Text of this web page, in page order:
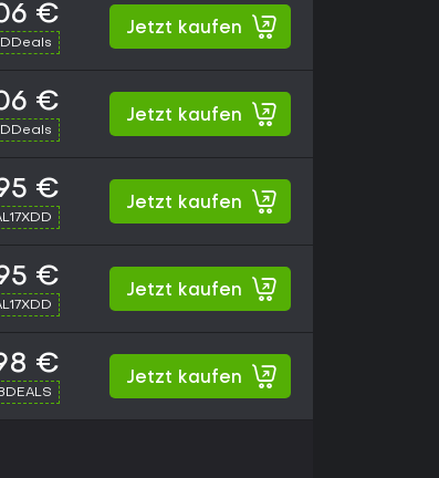
€
Jetzt kaufen
€
Jetzt kaufen
€
Jetzt kaufen
€
Jetzt kaufen
€
Jetzt kaufen